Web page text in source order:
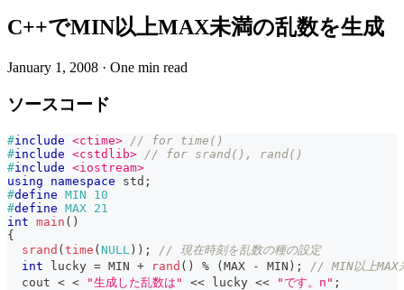
C++でMIN以上MAX未満の乱数を生成
January 1, 2008 · One min read
ソースコード
#include <ctime>
// for time()
#include <cstdlib>
// for srand(), rand()
#include <iostream>
using
namespace std ;
#define MIN
10
#define MAX 21
int main ( )
{
srand (time (NULL ) ) ;
// 現在時刻を乱数の種の設定
int lucky = MIN + rand ( ) % (MAX - MIN ) ;
// MIN以上MAX
  cout
< < "生成した乱数は" << lucky << "です。n" ;